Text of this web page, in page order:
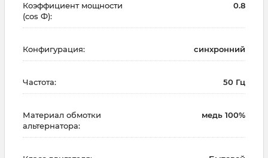
Коэффициент мощности
(cos Ф):
0.8
Конфигурация: синхронний
Частота: 50 Гц
Материал обмотки
альтернатора:
медь 100%